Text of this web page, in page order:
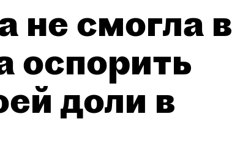
не смогла в
оспорить
доли в